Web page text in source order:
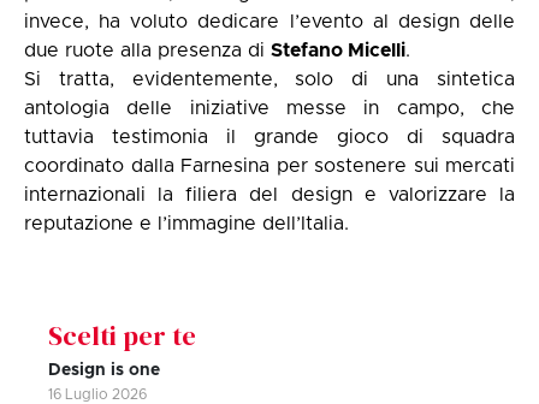
invece, ha voluto dedicare l’evento al design delle
due ruote alla presenza di Stefano Micelli.
Si tratta, evidentemente, solo di una sintetica
antologia delle iniziative messe in campo, che
tuttavia testimonia il grande gioco di squadra
coordinato dalla Farnesina per sostenere sui mercati
internazionali la filiera del design e valorizzare la
reputazione e l’immagine dell’Italia.
Scelti per te
Design is one
16 Luglio 2026